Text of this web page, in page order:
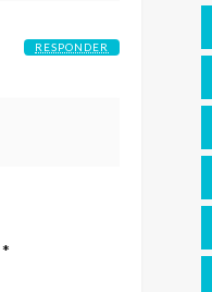
RESPONDER
*